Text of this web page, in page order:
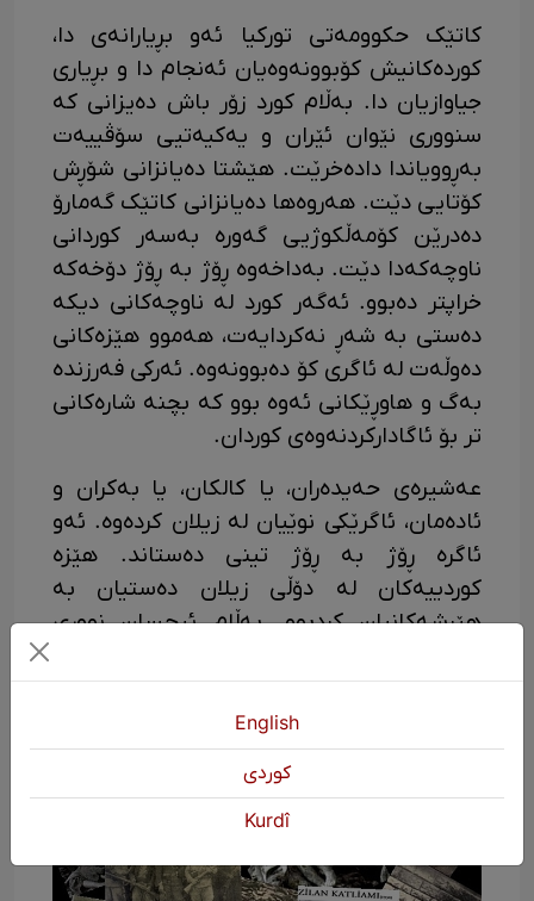
کاتێک حکوومەتی تورکیا ئەو بڕیارانەی دا،
کوردەکانیش کۆبوونەوەیان ئەنجام دا و بڕیاری
جیاوازیان دا. بەڵام کورد زۆر باش دەیزانی کە
سنووری نێوان ئێران و یەکیەتیی سۆڤییەت
بەڕوویاندا دادەخرێت. هێشتا دەیانزانی شۆڕش
کۆتایی دێت. هەروەها دەیانزانی کاتێک گەمارۆ
دەدرێن کۆمەڵکوژیی گەورە بەسەر کوردانی
ناوچەکەدا دێت. بەداخەوە ڕۆژ بە ڕۆژ دۆخەکە
خراپتر دەبوو. ئەگەر کورد لە ناوچەکانی دیکە
دەستی بە شەڕ نەکردایەت، هەموو هێزەکانی
دەوڵەت لە ئاگری کۆ دەبوونەوە. ئەرکی فەرزندە
بەگ و هاوڕێکانی ئەوە بوو کە بچنە شارەکانی
تر بۆ ئاگادارکردنەوەی کوردان.
عەشیرەی حەیدەران، یا کالکان، یا بەکران و
ئادەمان، ئاگرێکی نوێیان لە زیلان کردەوە. ئەو
ئاگرە ڕۆژ بە ڕۆژ تینی دەستاند. هێزە
کوردییەکان لە دۆڵی زیلان دەستیان بە
هێرشەکانیان کردبوو. بەڵام ئیحسان نووری
نەبوو و هیچ پەیوەندییەکی ڕێکوپێک لەنێوان
ئاگری و زیلاندا نەبوو.English
كوردی
Kurdî